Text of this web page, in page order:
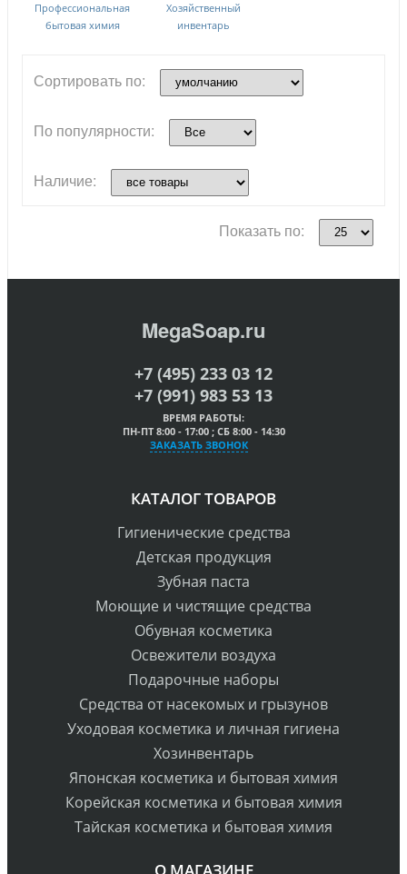
Профессиональная
бытовая химия
Хозяйственный
инвентарь
Сортировать по:
По популярности:
Наличие:
Показать по:
MegaSoap.ru
+7 (495) 233 03 12
+7 (991) 983 53 13
ВРЕМЯ РАБОТЫ:
ПН-ПТ 8:00 - 17:00 ; СБ 8:00 - 14:30
ЗАКАЗАТЬ ЗВОНОК
КАТАЛОГ ТОВАРОВ
Гигиенические средства
Детская продукция
Зубная паста
Моющие и чистящие средства
Обувная косметика
Освежители воздуха
Подарочные наборы
Средства от насекомых и грызунов
Уходовая косметика и личная гигиена
Хозинвентарь
Японская косметика и бытовая химия
Корейская косметика и бытовая химия
Тайская косметика и бытовая химия